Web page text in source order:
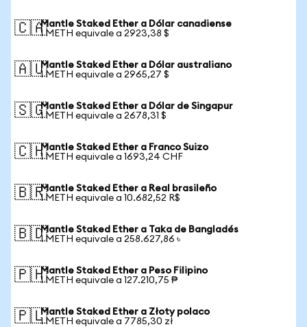
🇨🇦Mantle Staked Ether a Dólar canadiense
1 METH equivale a 2923,38 $
🇦🇺Mantle Staked Ether a Dólar australiano
1 METH equivale a 2965,27 $
🇸🇬Mantle Staked Ether a Dólar de Singapur
1 METH equivale a 2678,31 $
🇨🇭Mantle Staked Ether a Franco Suizo
1 METH equivale a 1693,24 CHF
🇧🇷Mantle Staked Ether a Real brasileño
1 METH equivale a 10.682,52 R$
🇧🇩Mantle Staked Ether a Taka de Bangladés
1 METH equivale a 258.627,86 ৳
🇵🇭Mantle Staked Ether a Peso Filipino
1 METH equivale a 127.210,75 ₱
🇵🇱Mantle Staked Ether a Złoty polaco
1 METH equivale a 7785,30 zł